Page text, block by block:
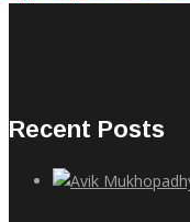
Recent Posts